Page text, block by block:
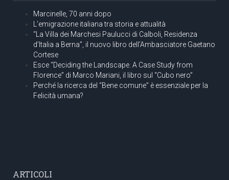
Marcinelle, 70 anni dopo
L’emigrazione italiana tra storia e attualità
“La Villa dei Marchesi Paulucci di Calboli, Residenza
d’Italia a Berna”, il nuovo libro dell’Ambasciatore Gaetano
Cortese
Esce “Deciding the Landscape. A Case Study from
Florence” di Marco Mariani, il libro sul “Cubo nero”
Perché la ricerca del “Bene comune” è essenziale per la
Felicità umana?
ARTICOLI